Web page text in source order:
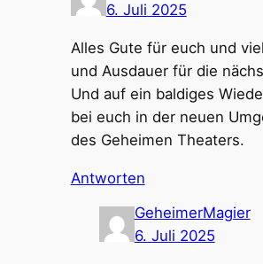
6. Juli 2025
Alles Gute für euch und
und Ausdauer für die
Und auf ein baldiges
bei euch in der neuen
des Geheimen Theaters.
Antworten
GeheimerMagier
6. Juli 2025